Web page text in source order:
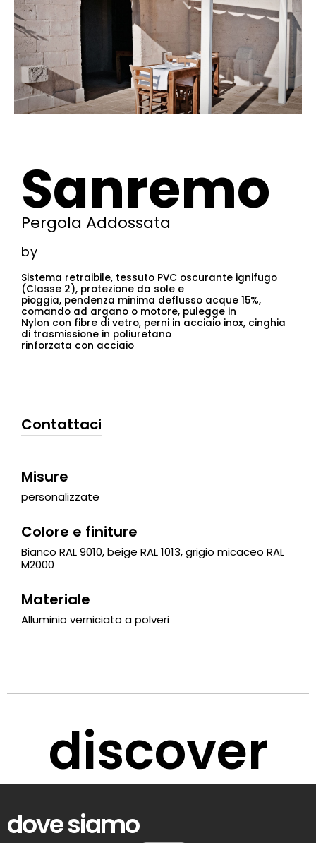
Sanremo
Pergola Addossata
by
Sistema retraibile, tessuto PVC oscurante ignifugo
(Classe 2), protezione da sole e
pioggia, pendenza minima deflusso acque 15%,
comando ad argano o motore, pulegge in
Nylon con fibre di vetro, perni in acciaio inox, cinghia
di trasmissione in poliuretano
rinforzata con acciaio
Contattaci
Misure
personalizzate
Colore e finiture
Bianco RAL 9010, beige RAL 1013, grigio micaceo RAL
M2000
Materiale
Alluminio verniciato a polveri
discover
dove siamo